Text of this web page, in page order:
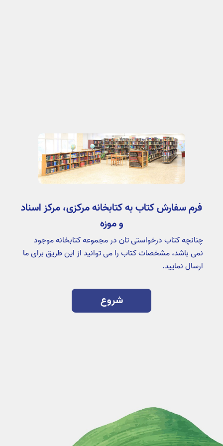
فرم سفارش کتاب به کتابخانه مرکزی، مرکز اسناد
و موزه
چنانچه کتاب درخواستی تان در مجموعه کتابخانه موجود
نمی باشد، مشخصات کتاب را می توانید از این طریق برای ما
ارسال نمایید.
شروع